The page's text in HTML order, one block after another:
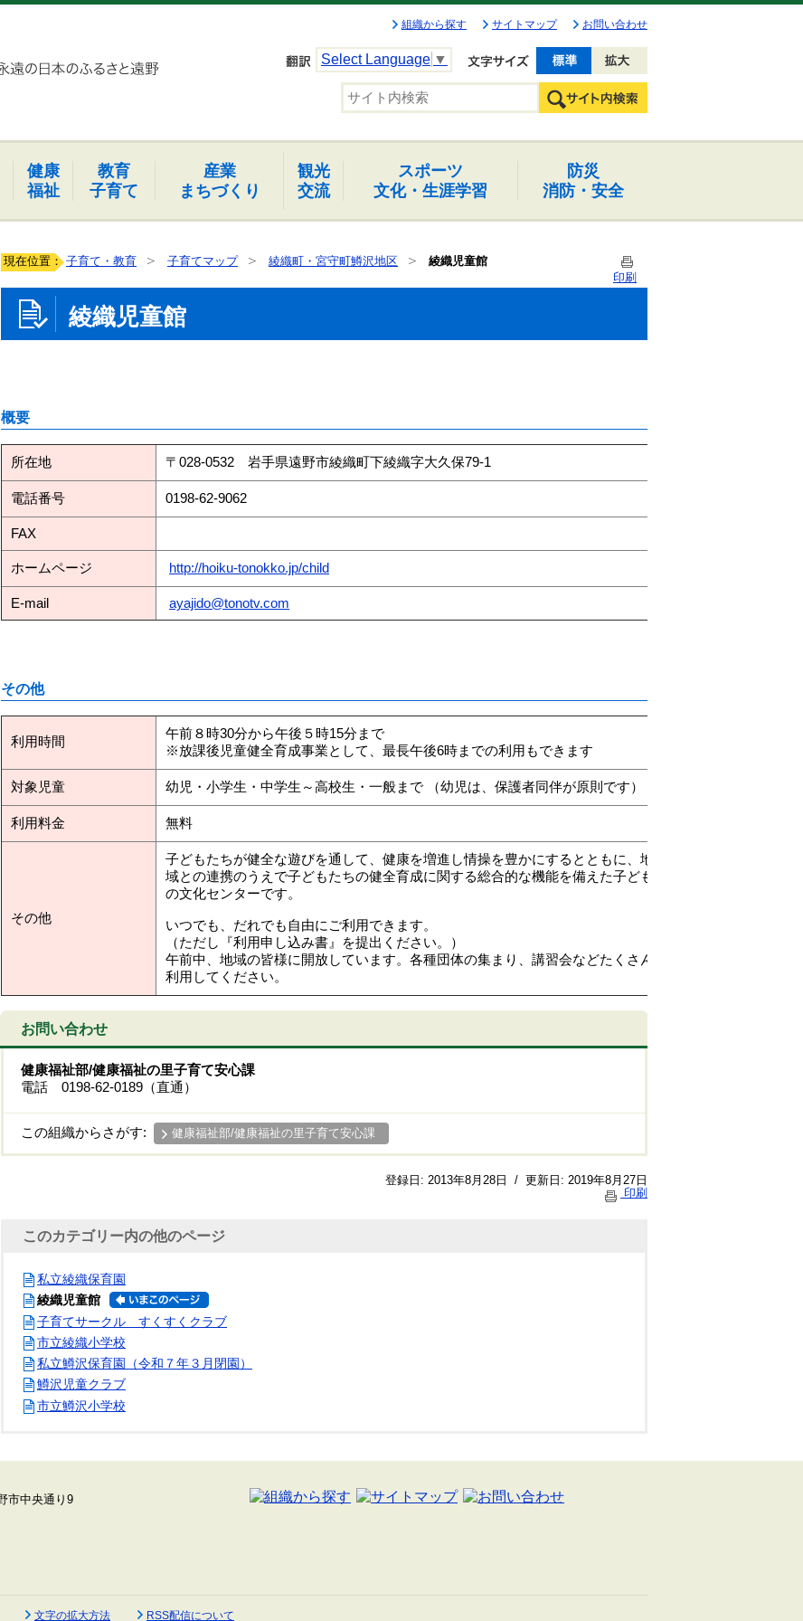
組織から探す サイトマップ お問い合わせ
Select Language ▼ 文字を小さく
健康
福祉
教育
子育て
産業
まちづくり
観光
交流
スポーツ
文化・生涯学習
防災
消防・安全
現在位置： 子育て・教育 子育てマップ 綾織町・宮守町鱒沢地区
綾織児童館
印刷
綾織児童館
概要
所在地 〒028-0532 岩手県遠野市綾織町下綾織字大久保79-1
電話番号 0198-62-9062
FAX
ホームページ http://hoiku-tonokko.jp/child
E-mail ayajido@tonotv.com
その他
利用時間
午前８時30分から午後５時15分まで
※放課後児童健全育成事業として、最長午後6時までの利用もできます
対象児童 幼児・小学生・中学生～高校生・一般まで （幼児は、保護者同伴が原則です）
利用料金 無料
その他
子どもたちが健全な遊びを通して、健康を増進し情操を豊かにするとともに、地
域との連携のうえで子どもたちの健全育成に関する総合的な機能を備えた子ども
の文化センターです。
いつでも、だれでも自由にご利用できます。
（ただし『利用申し込み書』を提出ください。）
午前中、地域の皆様に開放しています。各種団体の集まり、講習会などたくさん
利用してください。
お問い合わせ
健康福祉部/健康福祉の里子育て安心課
電話 0198-62-0189（直通）
この組織からさがす: 健康福祉部/健康福祉の里子育て安心課
登録日: 2013年8月28日 / 更新日: 2019年8月27日
印刷
このカテゴリー内の他のページ
私立綾織保育園
綾織児童館
子育てサークル すくすくクラブ
市立綾織小学校
私立鱒沢保育園（令和７年３月閉園）
鱒沢児童クラブ
市立鱒沢小学校
文字の拡大方法 RSS配信について